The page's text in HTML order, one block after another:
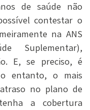
de saúde não
contestar o
na ANS
Suplementar),
E, se preciso, é
entanto, o mais
no plano de
a cobertura